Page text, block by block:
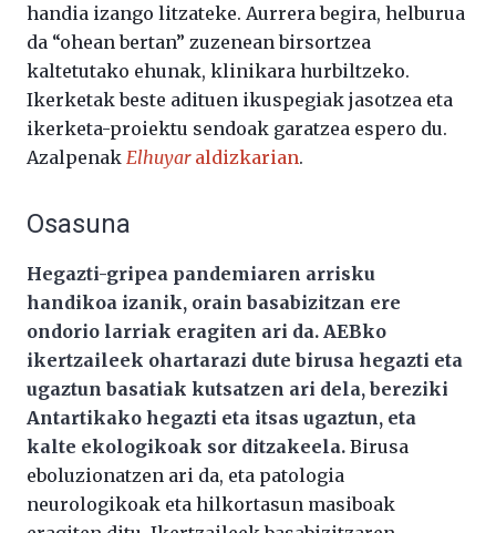
handia izango litzateke. Aurrera begira, helburua
da “ohean bertan” zuzenean birsortzea
kaltetutako ehunak, klinikara hurbiltzeko.
Ikerketak beste adituen ikuspegiak jasotzea eta
ikerketa-proiektu sendoak garatzea espero du.
Azalpenak Elhuyaraldizkarian.
Osasuna
Hegazti-gripea pandemiaren arrisku
handikoa izanik, orain basabizitzan ere
ondorio larriak eragiten ari da. AEBko
ikertzaileek ohartarazi dute birusa hegazti eta
ugaztun basatiak kutsatzen ari dela, bereziki
Antartikako hegazti eta itsas ugaztun, eta
kalte ekologikoak sor ditzakeela. Birusa
eboluzionatzen ari da, eta patologia
neurologikoak eta hilkortasun masiboak